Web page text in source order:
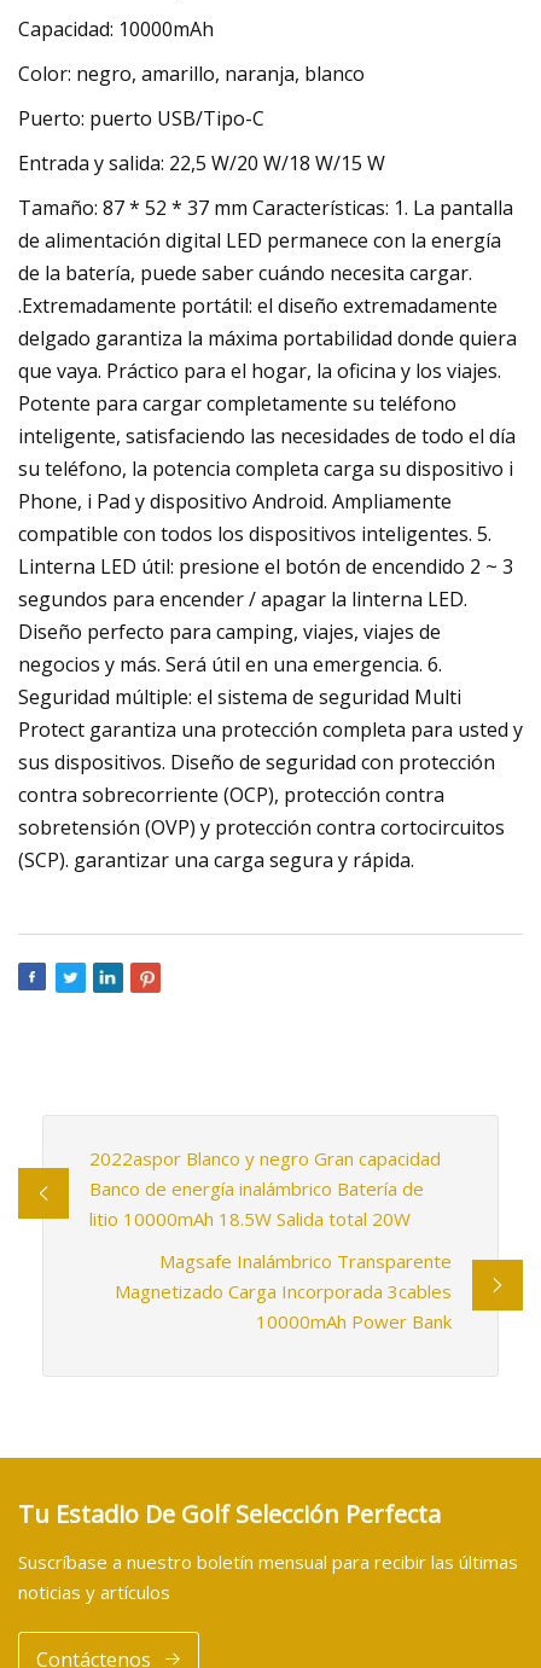
Capacidad: 10000mAh
Color: negro, amarillo, naranja, blanco
Puerto: puerto USB/Tipo-C
Entrada y salida: 22,5 W/20 W/18 W/15 W
Tamaño: 87 * 52 * 37 mm Características: 1. La pantalla
de alimentación digital LED permanece con la energía
de la batería, puede saber cuándo necesita cargar.
.Extremadamente portátil: el diseño extremadamente
delgado garantiza la máxima portabilidad donde quiera
que vaya. Práctico para el hogar, la oficina y los viajes.
Potente para cargar completamente su teléfono
inteligente, satisfaciendo las necesidades de todo el día
su teléfono, la potencia completa carga su dispositivo i
Phone, i Pad y dispositivo Android. Ampliamente
compatible con todos los dispositivos inteligentes. 5.
Linterna LED útil: presione el botón de encendido 2 ~ 3
segundos para encender / apagar la linterna LED.
Diseño perfecto para camping, viajes, viajes de
negocios y más. Será útil en una emergencia. 6.
Seguridad múltiple: el sistema de seguridad Multi
Protect garantiza una protección completa para usted y
sus dispositivos. Diseño de seguridad con protección
contra sobrecorriente (OCP), protección contra
sobretensión (OVP) y protección contra cortocircuitos
(SCP). garantizar una carga segura y rápida.
2022aspor Blanco y negro Gran capacidad
Banco de energía inalámbrico Batería de
litio 10000mAh 18.5W Salida total 20W
Magsafe Inalámbrico Transparente
Magnetizado Carga Incorporada 3cables
10000mAh Power Bank
Tu Estadio De Golf Selección Perfecta
Suscríbase a nuestro boletín mensual para recibir las últimas
noticias y artículos
Contáctenos